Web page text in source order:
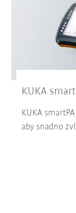
KUKA
KUKA
aby snadno